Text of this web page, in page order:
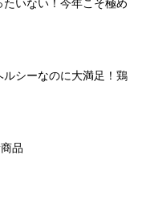
いない！今年こそ極め
ルシーなのに大満足！鶏
品